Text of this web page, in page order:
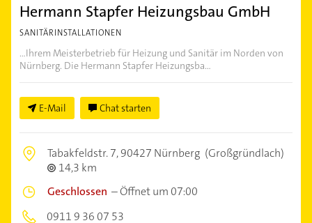
Hermann Stapfer Heizungsbau GmbH
SANITÄRINSTALLATIONEN
…Ihrem Meisterbetrieb für Heizung und Sanitär im Norden von
Nürnberg. Die Hermann Stapfer Heizungsba...
E-Mail Chat starten
Tabakfeldstr. 7,90427 Nürnberg (Großgründlach)
14,3 km
Geschlossen –Öffnet um 07:00
0911 9 36 07 53